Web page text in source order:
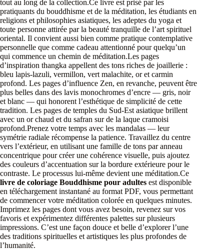
tout au long de la collection.Ce livre est prisé par les
pratiquants du bouddhisme et de la méditation, les étudiants en
religions et philosophies asiatiques, les adeptes du yoga et
toute personne attirée par la beauté tranquille de l’art spirituel
oriental. Il convient aussi bien comme pratique contemplative
personnelle que comme cadeau attentionné pour quelqu’un
qui commence un chemin de méditation.Les pages
d’inspiration thangka appellent des tons riches de joaillerie :
bleu lapis-lazuli, vermillon, vert malachite, or et carmin
profond. Les pages d’influence Zen, en revanche, peuvent être
plus belles dans des lavis monochromes d’encre — gris, noir
et blanc — qui honorent l’esthétique de simplicité de cette
tradition. Les pages de temples du Sud-Est asiatique brillent
avec un or chaud et du safran sur de la laque cramoisi
profond.Prenez votre temps avec les mandalas — leur
symétrie radiale récompense la patience. Travaillez du centre
vers l’extérieur, en utilisant une famille de tons par anneau
concentrique pour créer une cohérence visuelle, puis ajoutez
des couleurs d’accentuation sur la bordure extérieure pour le
contraste. Le processus lui-même devient une méditation.Ce
livre de coloriage Bouddhisme pour adultes est disponible
en téléchargement instantané au format PDF, vous permettant
de commencer votre méditation colorée en quelques minutes.
Imprimez les pages dont vous avez besoin, revenez sur vos
favoris et expérimentez différentes palettes sur plusieurs
impressions. C’est une façon douce et belle d’explorer l’une
des traditions spirituelles et artistiques les plus profondes de
l’humanité.